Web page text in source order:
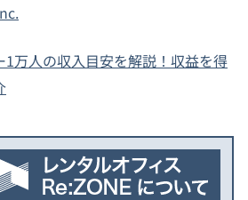
万人の収入目安を解説！収益を得